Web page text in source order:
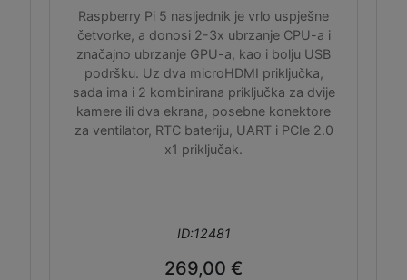
Raspberry Pi 5 nasljednik je vrlo uspješne
četvorke, a donosi 2-3x ubrzanje CPU-a i
značajno ubrzanje GPU-a, kao i bolju USB
podršku. Uz dva microHDMI priključka,
sada ima i 2 kombinirana priključka za dvije
kamere ili dva ekrana, posebne konektore
za ventilator, RTC bateriju, UART i PCIe 2.0
x1 priključak.
ID:12481
269,00 €